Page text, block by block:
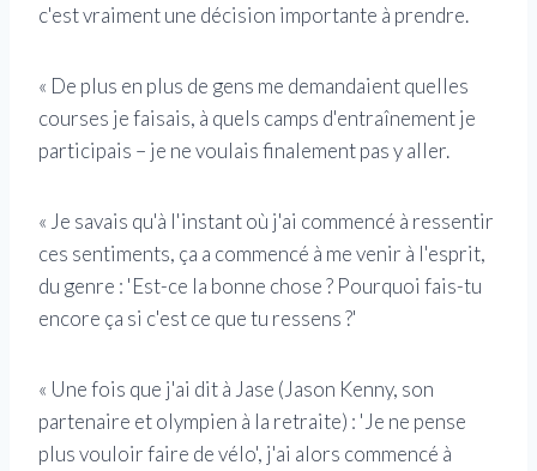
c'est vraiment une décision importante à prendre.
« De plus en plus de gens me demandaient quelles
courses je faisais, à quels camps d'entraînement je
participais – je ne voulais finalement pas y aller.
« Je savais qu'à l'instant où j'ai commencé à ressentir
ces sentiments, ça a commencé à me venir à l'esprit,
du genre : 'Est-ce la bonne chose ? Pourquoi fais-tu
encore ça si c'est ce que tu ressens ?'
« Une fois que j'ai dit à Jase (Jason Kenny, son
partenaire et olympien à la retraite) : 'Je ne pense
plus vouloir faire de vélo', j'ai alors commencé à